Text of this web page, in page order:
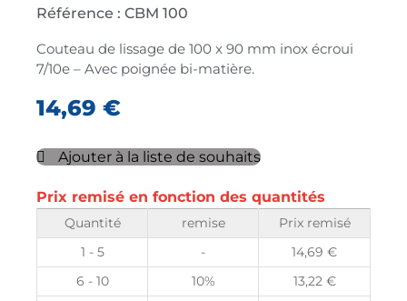
Référence : CBM 100
Couteau de lissage de 100 x 90 mm inox écroui
7/10e – Avec poignée bi-matière.
14,69 €
Ajouter à la liste de souhaits
Prix remisé en fonction des quantités
Quantité remise
Prix remisé
1 - 5
- 14,69 €
6 - 10
10% 13,22 €